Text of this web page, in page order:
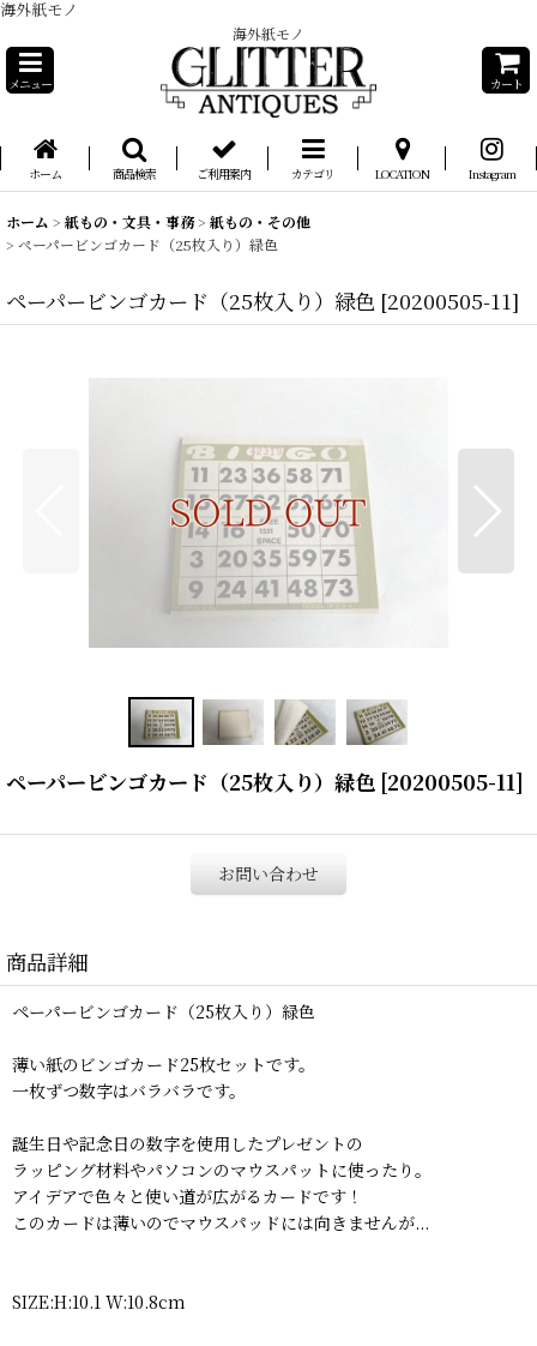
海外紙モノ
海外紙モノ
メニュー カート
ホーム 商品検索 ご利用案内 カテゴリ LOCATION Instagram
ホーム > 紙もの・文具・事務> 紙もの・その他
> ペーパービンゴカード（25枚入り）緑色
ペーパービンゴカード（25枚入り）緑色 [20200505-11]
ペーパービンゴカード（25枚入り）緑色 [20200505-11]
お問い合わせ
商品詳細
ペーパービンゴカード（25枚入り）緑色
薄い紙のビンゴカード25枚セットです。
一枚ずつ数字はバラバラです。
誕生日や記念日の数字を使用したプレゼントの
ラッピング材料やパソコンのマウスパットに使ったり。
アイデアで色々と使い道が広がるカードです！
このカードは薄いのでマウスパッドには向きませんが...
SIZE:H:10.1 W:10.8cm